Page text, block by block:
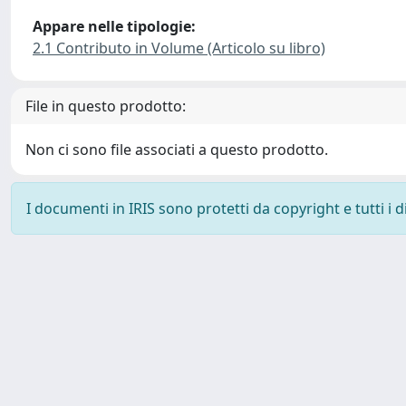
Appare nelle tipologie:
2.1 Contributo in Volume (Articolo su libro)
File in questo prodotto:
Non ci sono file associati a questo prodotto.
I documenti in IRIS sono protetti da copyright e tutti i